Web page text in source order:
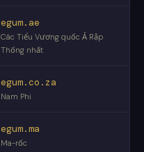
egum.ae
Các Tiểu Vương quốc Ả Rập
Thống nhất
egum.co.za
Nam Phi
egum.ma
Ma-rốc